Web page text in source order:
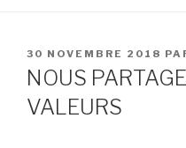
PUBLIÉ
LE
30 NOVEMBRE 2018
NOUS
VALEURS